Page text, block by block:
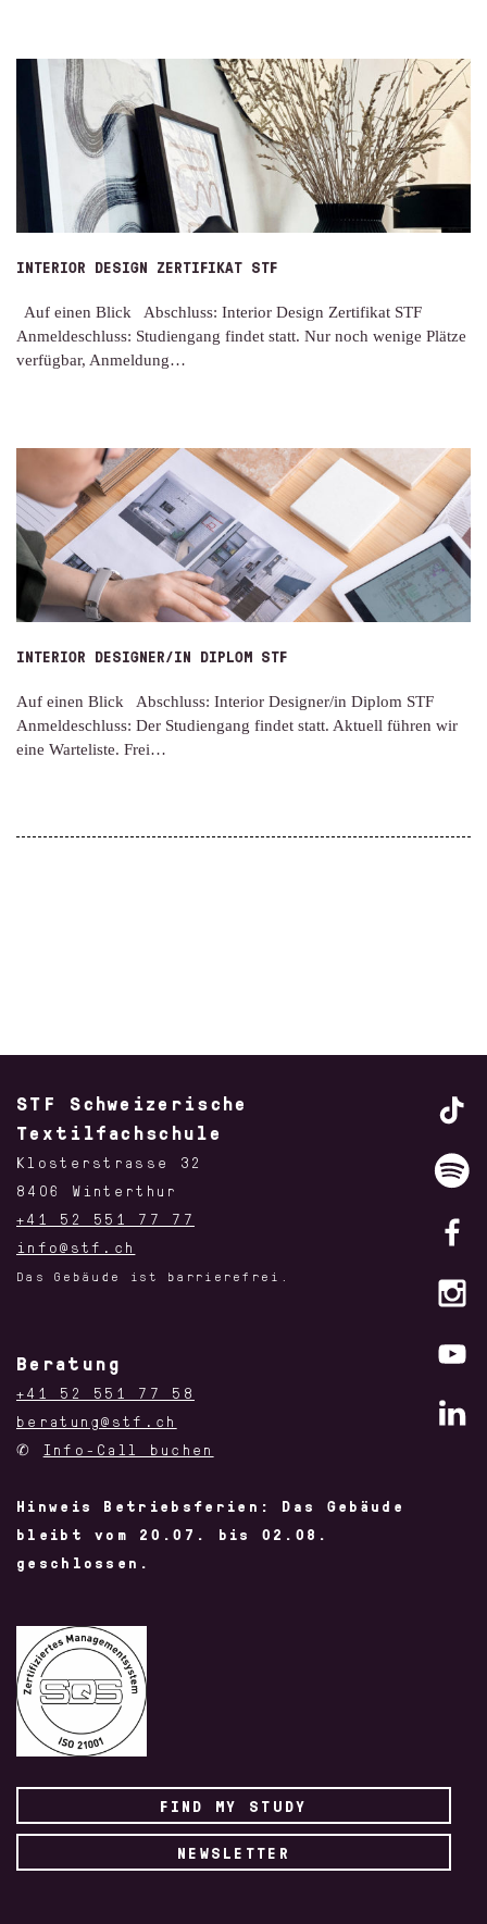
INTERIOR DESIGN ZERTIFIKAT STF
Auf einen Blick Abschluss: Interior Design Zertifikat STF
Anmeldeschluss: Studiengang findet statt. Nur noch wenige Plätze
verfügbar, Anmeldung…
INTERIOR DESIGNER/IN DIPLOM STF
Auf einen Blick Abschluss: Interior Designer/in Diplom STF
Anmeldeschluss: Der Studiengang findet statt. Aktuell führen wir
eine Warteliste. Frei…
STF Schweizerische
Textilfachschule
Klosterstrasse 32
8406 Winterthur
+41 52 551 77 77
info@stf.ch
Das Gebäude ist barrierefrei.
Beratung
+41 52 551 77 58
beratung@stf.ch
✆ Info-Call buchen
Hinweis Betriebsferien: Das Gebäude
bleibt vom 20.07. bis 02.08.
geschlossen.
FIND MY STUDY
NEWSLETTER